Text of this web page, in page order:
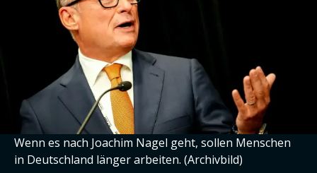
Wenn es nach Joachim Nagel geht, sollen Menschen
in Deutschland länger arbeiten. (Archivbild)